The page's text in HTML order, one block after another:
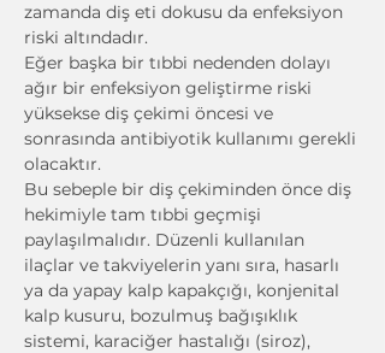
zamanda diş eti dokusu da enfeksiyon
riski altındadır.
Eğer başka bir tıbbi nedenden dolayı
ağır bir enfeksiyon geliştirme riski
yüksekse diş çekimi öncesi ve
sonrasında antibiyotik kullanımı gerekli
olacaktır.
Bu sebeple bir diş çekiminden önce diş
hekimiyle tam tıbbi geçmişi
paylaşılmalıdır. Düzenli kullanılan
ilaçlar ve takviyelerin yanı sıra, hasarlı
ya da yapay kalp kapakçığı, konjenital
kalp kusuru, bozulmuş bağışıklık
sistemi, karaciğer hastalığı (siroz),